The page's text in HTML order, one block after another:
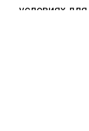
условиях